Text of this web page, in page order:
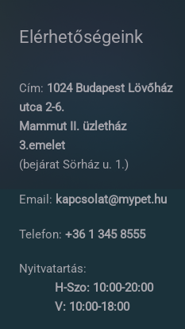
Elérhetőségeink
Cím: 1024 Budapest Lövőház
utca 2-6.
Mammut II. üzletház
3.emelet
(bejárat Sörház u. 1.)
Email: kapcsolat@mypet.hu
Telefon: +36 1 345 8555
Nyitvatartás:
H-Szo: 10:00-20:00
V: 10:00-18:00